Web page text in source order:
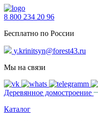
8 800 234 20 96
Бесплатно по России
y.krinitsyn@forest43.ru
Мы на связи
Деревянное домостроение
Каталог